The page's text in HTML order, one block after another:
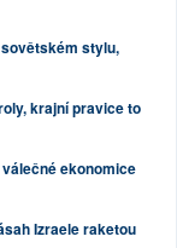
stylu,
krajní pravice to
ekonomice
Izraele raketou